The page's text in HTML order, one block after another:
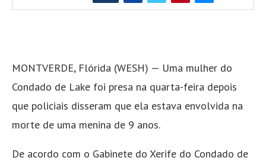
MONTVERDE, Flórida (WESH) — Uma mulher do
Condado de Lake foi presa na quarta-feira depois
que policiais disseram que ela estava envolvida na
morte de uma menina de 9 anos.
De acordo com o Gabinete do Xerife do Condado de